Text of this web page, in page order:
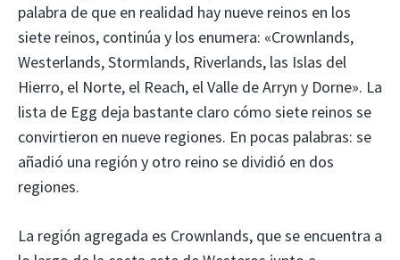
palabra de que en realidad hay nueve reinos en los
siete reinos, continúa y los enumera: «Crownlands,
Westerlands, Stormlands, Riverlands, las Islas del
Hierro, el Norte, el Reach, el Valle de Arryn y Dorne». La
lista de Egg deja bastante claro cómo siete reinos se
convirtieron en nueve regiones. En pocas palabras: se
añadió una región y otro reino se dividió en dos
regiones.
La región agregada es Crownlands, que se encuentra a